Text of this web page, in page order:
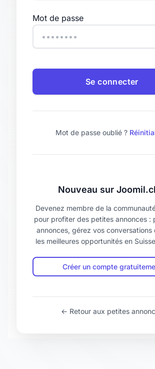
Mot de passe
Se connecter
Mot de passe oublié ?
Nouveau sur
Devenez membre de la
pour profiter des petites annonces :
annonces, gérez vos conversations
les meilleures opportunités en
Créer un compte
← Retour aux petites